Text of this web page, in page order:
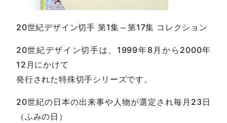
20世紀デザイン切手 第1集～第17集 コレクション
20世紀デザイン切手は、1999年8月から2000年
12月にかけて
発行された特殊切手シリーズです。
20世紀の日本の出来事や人物が選定され毎月23日
（ふみの日）